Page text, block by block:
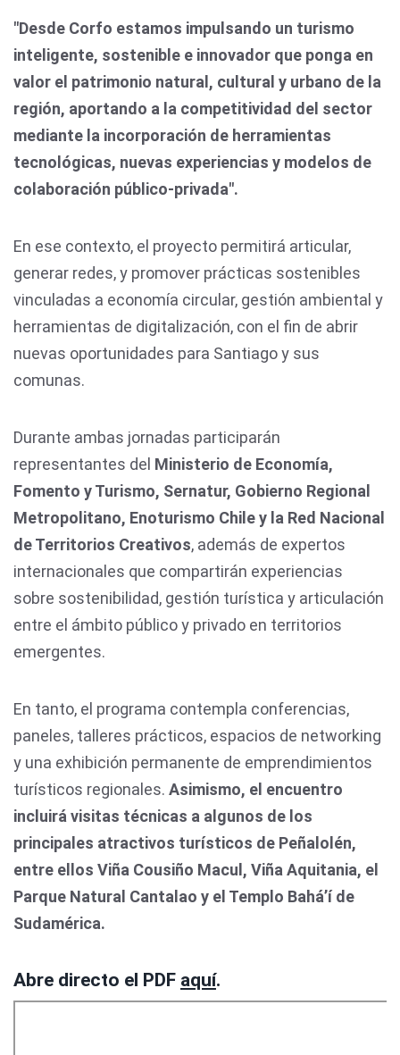
"Desde Corfo estamos impulsando un turismo
inteligente, sostenible e innovador que ponga en
valor el patrimonio natural, cultural y urbano de la
región, aportando a la competitividad del sector
mediante la incorporación de herramientas
tecnológicas, nuevas experiencias y modelos de
colaboración público-privada".
En ese contexto, el proyecto permitirá articular,
generar redes, y promover prácticas sostenibles
vinculadas a economía circular, gestión ambiental y
herramientas de digitalización, con el fin de abrir
nuevas oportunidades para Santiago y sus
comunas.
Durante ambas jornadas participarán
representantes del Ministerio de Economía,
Fomento y Turismo, Sernatur, Gobierno Regional
Metropolitano, Enoturismo Chile y la Red Nacional
de Territorios Creativos, además de expertos
internacionales que compartirán experiencias
sobre sostenibilidad, gestión turística y articulación
entre el ámbito público y privado en territorios
emergentes.
En tanto, el programa contempla conferencias,
paneles, talleres prácticos, espacios de networking
y una exhibición permanente de emprendimientos
turísticos regionales. Asimismo, el encuentro
incluirá visitas técnicas a algunos de los
principales atractivos turísticos de Peñalolén,
entre ellos Viña Cousiño Macul, Viña Aquitania, el
Parque Natural Cantalao y el Templo Bahá’í de
Sudamérica.
Abre directo el PDF aquí.